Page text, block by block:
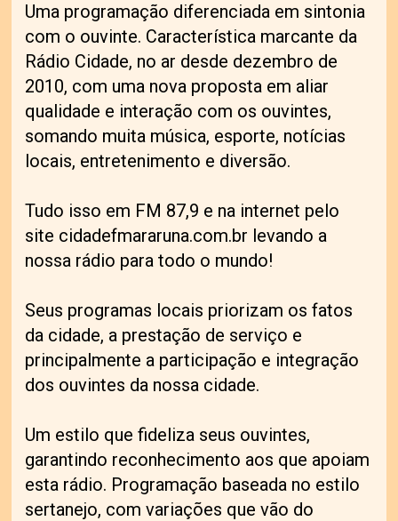
Uma programação diferenciada em sintonia
com o ouvinte. Característica marcante da
Rádio Cidade, no ar desde dezembro de
2010, com uma nova proposta em aliar
qualidade e interação com os ouvintes,
somando muita música, esporte, notícias
locais, entretenimento e diversão.
Tudo isso em FM 87,9 e na internet pelo
site cidadefmararuna.com.br levando a
nossa rádio para todo o mundo!
Seus programas locais priorizam os fatos
da cidade, a prestação de serviço e
principalmente a participação e integração
dos ouvintes da nossa cidade.
Um estilo que fideliza seus ouvintes,
garantindo reconhecimento aos que apoiam
esta rádio. Programação baseada no estilo
sertanejo, com variações que vão do